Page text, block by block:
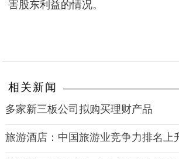
害股东利益的情况。
相关新闻
多家新三板公司拟购买理财产品
旅游酒店：中国旅游业竞争力排名上